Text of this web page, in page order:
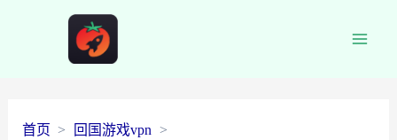
首页
回国游戏vpn